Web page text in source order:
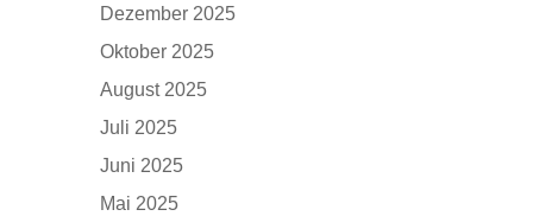
Dezember 2025
Oktober 2025
August 2025
Juli 2025
Juni 2025
Mai 2025